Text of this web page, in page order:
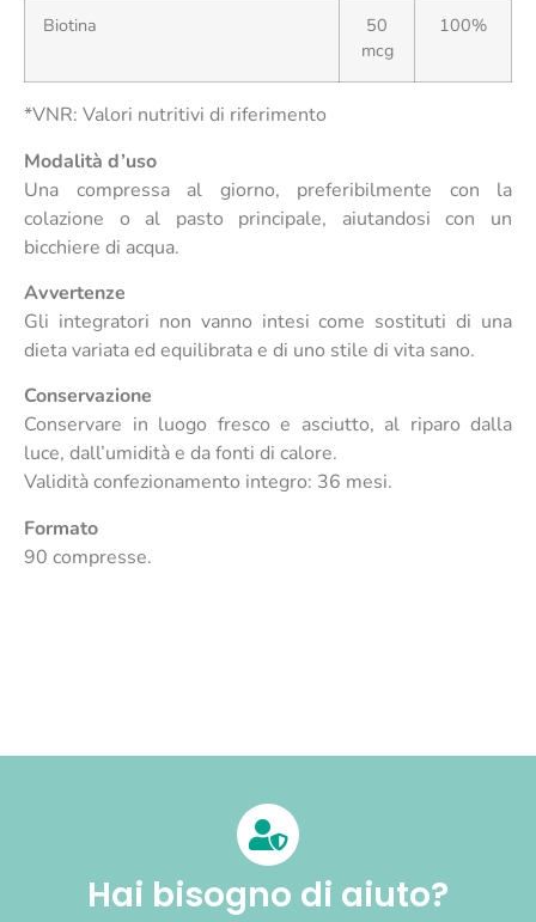
Biotina
50
mcg
100%
*VNR: Valori nutritivi di riferimento
Modalità d’uso
Una compressa al giorno, preferibilmente con la
colazione o al pasto principale, aiutandosi con un
bicchiere di acqua.
Avvertenze
Gli integratori non vanno intesi come sostituti di una
dieta variata ed equilibrata e di uno stile di vita sano.
Conservazione
Conservare in luogo fresco e asciutto, al riparo dalla
luce, dall’umidità e da fonti di calore.
Validità confezionamento integro: 36 mesi.
Formato
90 compresse.
Hai bisogno di aiuto?